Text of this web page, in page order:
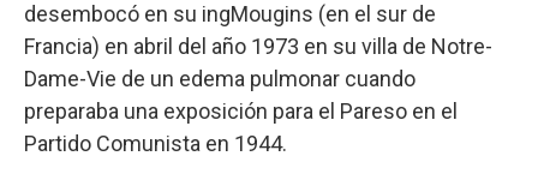
desembocó en su ingMougins (en el sur de
Francia) en abril del año 1973 en su villa de Notre-
Dame-Vie de un edema pulmonar cuando
preparaba una exposición para el Pareso en el
Partido Comunista en 1944.